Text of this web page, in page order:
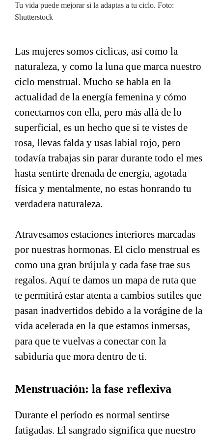
Tu vida puede mejorar si la adaptas a tu ciclo. Foto:
Shutterstock
Las mujeres somos cíclicas, así como la
naturaleza, y como la luna que marca nuestro
ciclo menstrual. Mucho se habla en la
actualidad de la energía femenina y cómo
conectarnos con ella, pero más allá de lo
superficial, es un hecho que si te vistes de
rosa, llevas falda y usas labial rojo, pero
todavía trabajas sin parar durante todo el mes
hasta sentirte drenada de energía, agotada
física y mentalmente, no estas honrando tu
verdadera naturaleza.
Atravesamos estaciones interiores marcadas
por nuestras hormonas. El ciclo menstrual es
como una gran brújula y cada fase trae sus
regalos. Aquí te damos un mapa de ruta que
te permitirá estar atenta a cambios sutiles que
pasan inadvertidos debido a la vorágine de la
vida acelerada en la que estamos inmersas,
para que te vuelvas a conectar con la
sabiduría que mora dentro de ti.
Menstruación: la fase reflexiva
Durante el período es normal sentirse
fatigadas. El sangrado significa que nuestro